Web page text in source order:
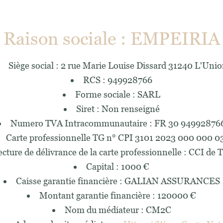
Raison sociale : EMPEIRIA
Siège social : 2 rue Marie Louise Dissard 31240
RCS : 949928766
Forme sociale : SARL
Siret : Non renseigné
Numero TVA Intracommunautaire : FR 30
Carte professionnelle TG n° CPI 3101 2023 000 000
de délivrance de la carte professionnelle : CCI de
Capital : 1000 €
Caisse garantie financière : GALIAN ASSURANCES
Montant garantie financière : 120000 €
Nom du médiateur : CM2C